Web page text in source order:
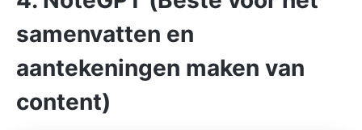
samenvatten en
aantekeningen maken van
content)